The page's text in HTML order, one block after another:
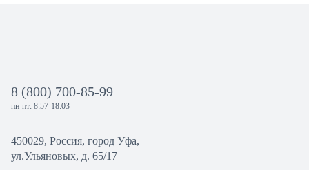
8 (800) 700-85-99
пн-пт: 8:57-18:03
450029, Россия, город Уфа,
ул.Ульяновых, д. 65/17